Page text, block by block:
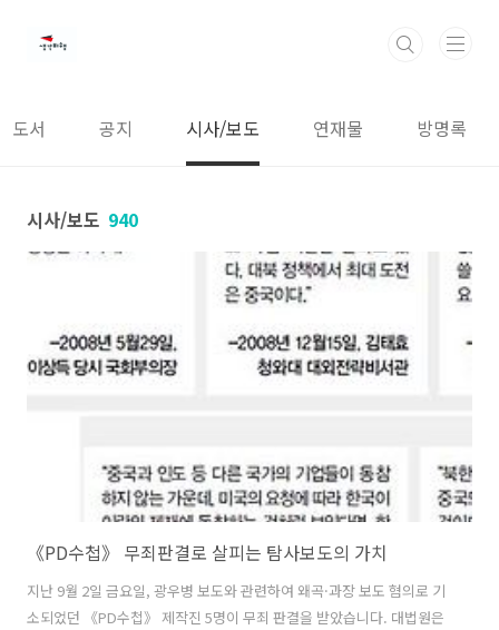
도서 공지 시사/보도 연재물 방명록
시사/보도 940
《PD수첩》 무죄판결로 살피는 탐사보도의 가치
지난 9월 2일 금요일, 광우병 보도와 관련하여 왜곡·과장 보도 혐의로 기
소되었던 《PD수첩》 제작진 5명이 무죄 판결을 받았습니다. 대법원은